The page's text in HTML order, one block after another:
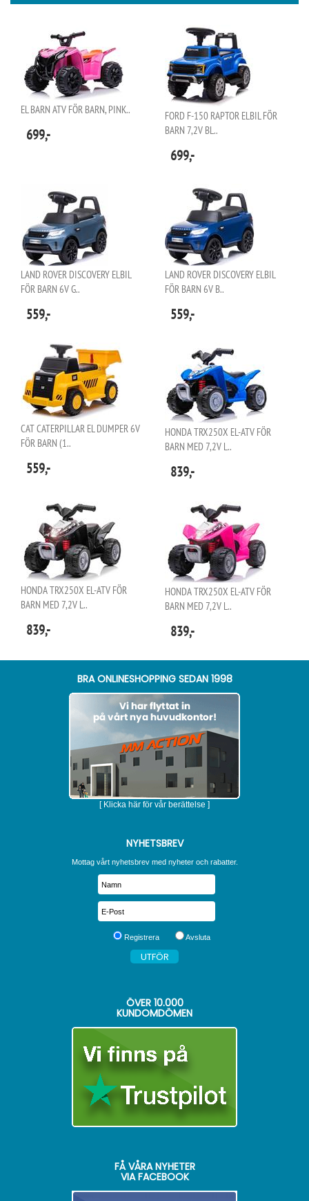
EL BARN ATV FÖR BARN, PINK..
699,-
FORD F-150 RAPTOR ELBIL FÖR
BARN 7,2V BL..
699,-
LAND ROVER DISCOVERY ELBIL
FÖR BARN 6V G..
559,-
LAND ROVER DISCOVERY ELBIL
FÖR BARN 6V B..
559,-
CAT CATERPILLAR EL DUMPER 6V
FÖR BARN (1..
559,-
HONDA TRX250X EL-ATV FÖR
BARN MED 7,2V L..
839,-
HONDA TRX250X EL-ATV FÖR
BARN MED 7,2V L..
839,-
HONDA TRX250X EL-ATV FÖR
BARN MED 7,2V L..
839,-
BRA ONLINESHOPPING SEDAN 1998
[ Klicka här för vår berättelse ]
NYHETSBREV
Mottag vårt nyhetsbrev med nyheter och rabatter.
Registrera Avsluta
ÖVER 10.000
KUNDOMDÖMEN
FÅ VÅRA NYHETER
VIA FACEBOOK